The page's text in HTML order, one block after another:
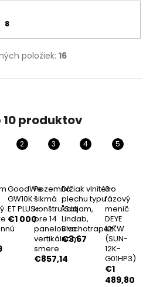
8
položiek: 16
10 produktov
GoodWe
GW10K-
ET PLUS+
€1 000
Pozemná
šikmá
konštrukcia
pre 14
panelov vo
vertikálnom
smere
€857,14
Držiak vlnitého
plechu typu
"Satjam,
Lindab,
Blachotrapez"
€3,67
3-
fázový
menič
DEYE
12KW
(SUN-
12K-
G01HP3)
€1
489,80
ČIERNY HLINÍKOVÝ PROFIL PRE
SKRUTKU